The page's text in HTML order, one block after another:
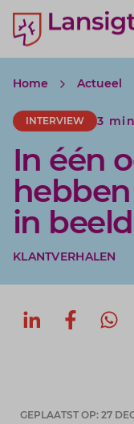
Lansigt
search website
Home Actueel
INTERVIEW 3
In één
in beeld
KLANTVERHALEN
Deel opDeel op
GEPLAATST OP: 27